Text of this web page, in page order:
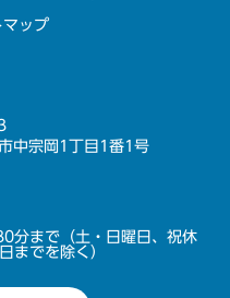
マップ
中宗岡1丁目1番1号
分まで（土・日曜日、祝休
までを除く）